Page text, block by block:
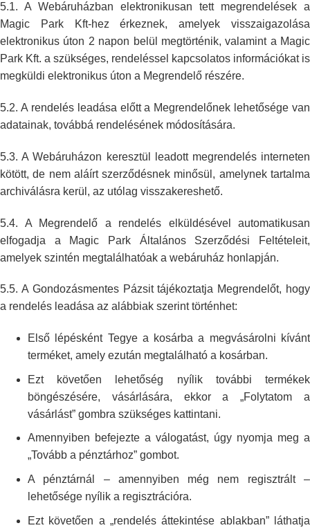
5.1. A Webáruházban elektronikusan tett megrendelések a
Magic Park Kft-hez érkeznek, amelyek visszaigazolása
elektronikus úton 2 napon belül
megtörténik, valamint a Magic
Park Kft. a szükséges, rendeléssel kapcsolatos információkat is
megküldi elektronikus úton a Megrendelő részére.
5.2. A rendelés leadása előtt a Megrendelőnek lehetősége van
adatainak, továbbá rendelésének módosítására.
5.3. A Webáruházon keresztül leadott megrendelés interneten
kötött, de nemaláírt szerződésnek minősül, amelynek tartalma
archiválásra kerül, az utólag visszakereshető.
5.4. A Megrendelő a rendelés elküldésével automatikusan
elfogadja a Magic Park Általános Szerződési Feltételeit,
amelyek szintén megtalálhatóak a webáruház honlapján.
5.5. A Gondozásmentes Pázsit tájékoztatja Megrendelőt, hogy
a rendelés leadása az alábbiak szerint történhet:
Első lépésként Tegye a kosárba a megvásárolni kívánt
terméket, amely ezután megtalálható a kosárban.
Ezt követően lehetőség nyílik további termékek
böngészésére, vásárlására, ekkor a „Folytatom a
vásárlást” gombra szükséges kattintani.
Amennyiben befejezte a válogatást, úgy nyomja meg a
„Tovább a pénztárhoz” gombot.
A pénztárnál – amennyiben még nem regisztrált –
lehetősége nyílik a regisztrációra.
Ezt követően a „rendelés áttekintése ablakban” láthatja